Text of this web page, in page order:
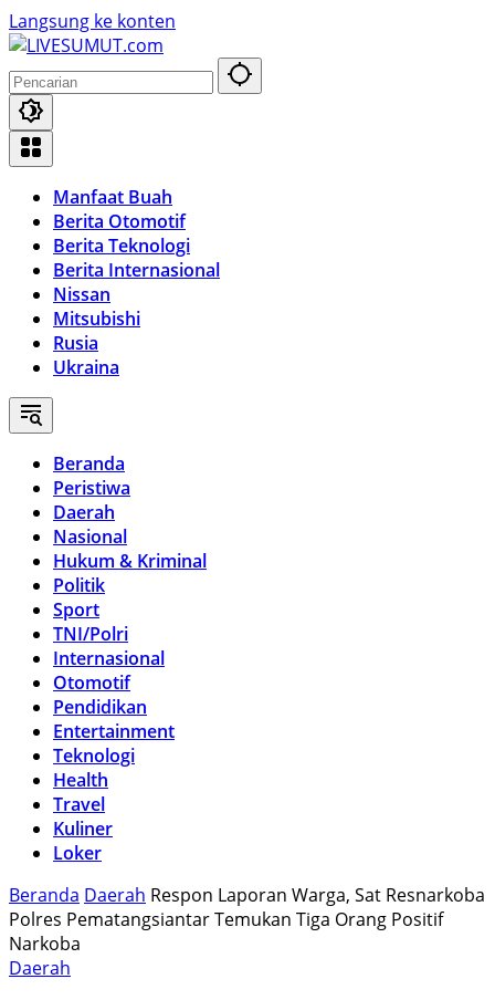
Langsung ke konten
Manfaat Buah
Berita Otomotif
Berita Teknologi
Berita Internasional
Nissan
Mitsubishi
Rusia
Ukraina
Beranda
Peristiwa
Daerah
Nasional
Hukum & Kriminal
Politik
Sport
TNI/Polri
Internasional
Otomotif
Pendidikan
Entertainment
Teknologi
Health
Travel
Kuliner
Loker
Beranda Daerah Respon Laporan Warga, Sat Resnarkoba
Polres Pematangsiantar Temukan Tiga Orang Positif
Narkoba
Daerah